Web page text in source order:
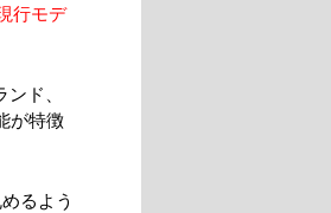
行モデ
ド、
が特徴
るよう